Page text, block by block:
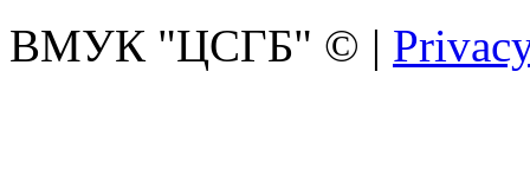
ВМУК "ЦСГБ" © |